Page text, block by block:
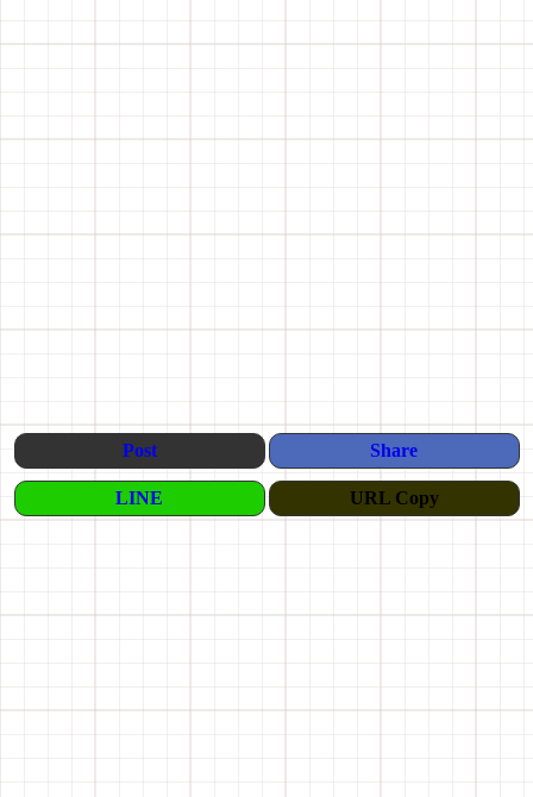
Post Share
LINE URL Copy